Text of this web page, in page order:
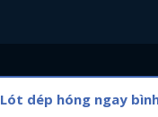
Lót dép hóng ngay